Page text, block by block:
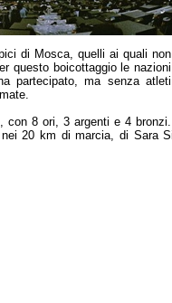
di Mosca, quelli ai quali non
questo boicottaggio le nazioni
partecipato, ma senza atleti
con 8 ori, 3 argenti e 4 bronzi.
20 km di marcia, di Sara